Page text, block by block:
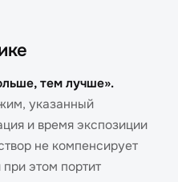
тем лучше».
указанный
и время экспозиции
не компенсирует
этом портит